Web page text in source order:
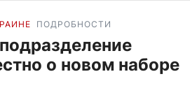
ПОДРОБНОСТИ
о новом наборе